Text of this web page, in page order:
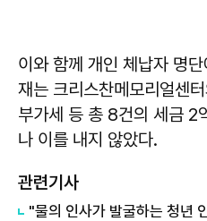
이와 함께 개인 체납자 명
재는 크리스찬메모리얼센
부가세 등 총 8건의 세금
나 이를 내지 않았다.
관련기사